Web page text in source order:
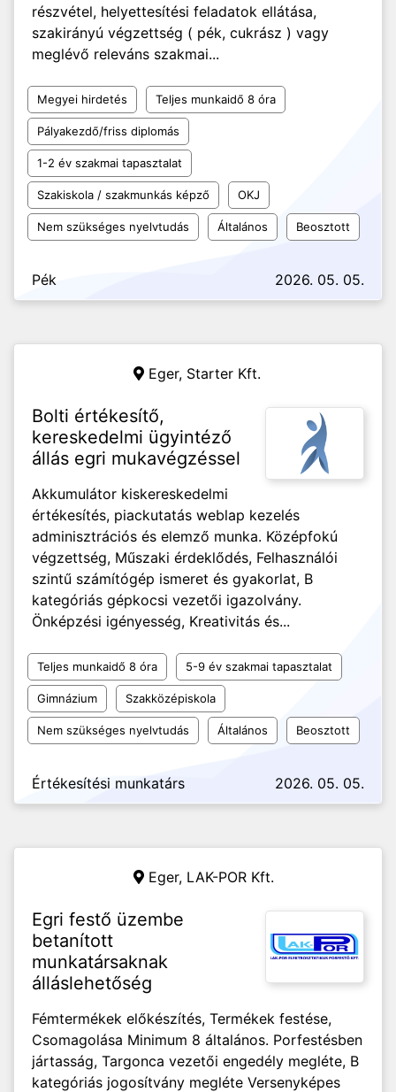
részvétel, helyettesítési feladatok ellátása,
szakirányú végzettség ( pék, cukrász ) vagy
meglévő releváns szakmai...
Megyei hirdetés Teljes munkaidő 8 óra
Pályakezdő/friss diplomás
1-2 év szakmai tapasztalat
Szakiskola / szakmunkás képző OKJ
Nem szükséges nyelvtudás Általános Beosztott
Pék 2026. 05. 05.
Eger, Starter Kft.
Bolti értékesítő,
kereskedelmi ügyintéző
állás egri mukavégzéssel
Akkumulátor kiskereskedelmi
értékesítés, piackutatás weblap kezelés
adminisztrációs és elemző munka. Középfokú
végzettség, Műszaki érdeklődés, Felhasználói
szintű számítógép ismeret és gyakorlat, B
kategóriás gépkocsi vezetői igazolvány.
Önképzési igényesség, Kreativitás és...
Teljes munkaidő 8 óra 5-9 év szakmai tapasztalat
Gimnázium Szakközépiskola
Nem szükséges nyelvtudás Általános Beosztott
Értékesítési munkatárs 2026. 05. 05.
Eger, LAK-POR Kft.
Egri festő üzembe
betanított
munkatársaknak
álláslehetőség
Fémtermékek előkészítés, Termékek festése,
Csomagolása Minimum 8 általános. Porfestésben
jártasság, Targonca vezetői engedély megléte, B
kategóriás jogosítvány megléte Versenyképes